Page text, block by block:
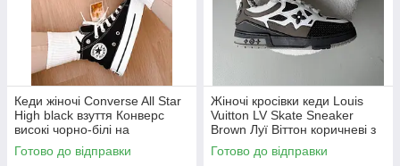
Кеди жіночі Converse All Star
High black взуття Конверс
високі чорно-білі на
платформі високій підошві
молодіжні
Готово до відправки
Жіночі кросівки кеди Louis
Vuitton LV Skate Sneaker
Brown Луї Віттон коричневі з
білим
Готово до відправки